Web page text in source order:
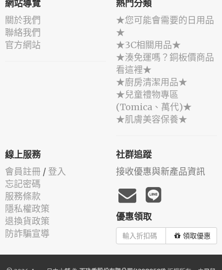
網站導覽
關於我們
聯絡我們
官方網站
熱門分類
★您可能會需要的日用品
★
★3C相關用品★
★湊免運嗎？銅板價商品
看這裡★
★廚房清潔用品★
★兒童禮物專區
(Tomica、萬代)★
★肌膚美容保養★
線上服務
會員註冊 / 登入
忘記密碼
服務條款
隱私權政策
退換貨政策
防詐騙宣導
社群追蹤
接收優惠與新產品資訊
優惠領取
領取優惠